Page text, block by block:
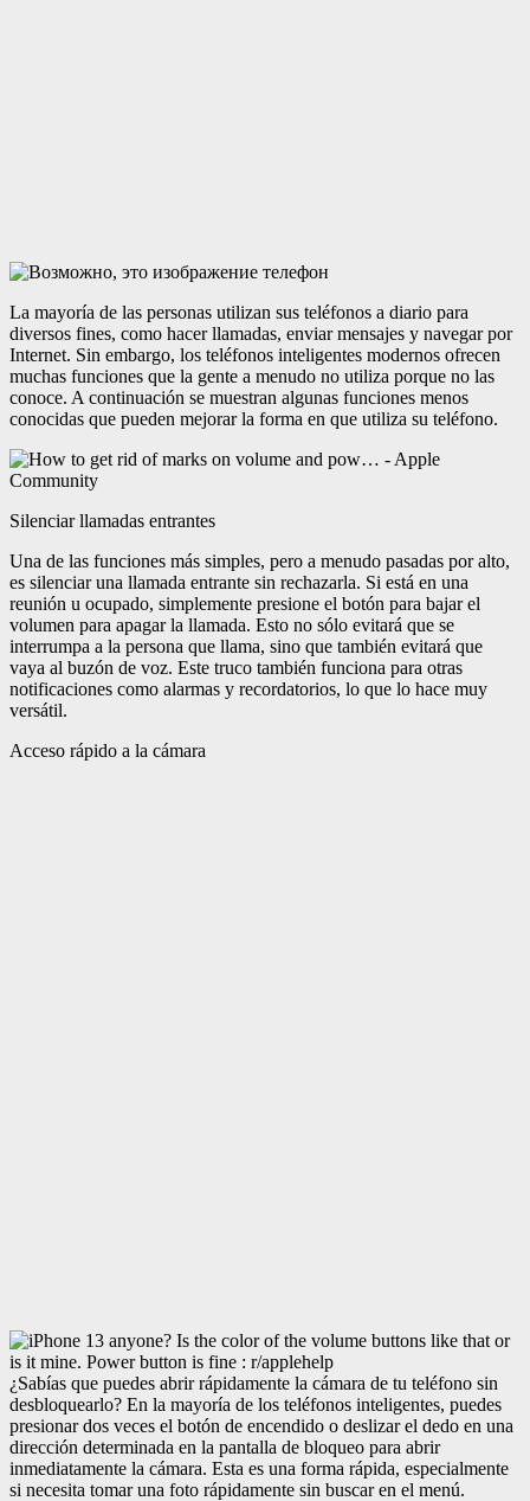
La mayoría de las personas utilizan sus teléfonos a diario para
diversos fines, como hacer llamadas, enviar mensajes y navegar por
Internet. Sin embargo, los teléfonos inteligentes modernos ofrecen
muchas funciones que la gente a menudo no utiliza porque no las
conoce. A continuación se muestran algunas funciones menos
conocidas que pueden mejorar la forma en que utiliza su teléfono.
Silenciar llamadas entrantes
Una de las funciones más simples, pero a menudo pasadas por alto,
es silenciar una llamada entrante sin rechazarla. Si está en una
reunión u ocupado, simplemente presione el botón para bajar el
volumen para apagar la llamada. Esto no sólo evitará que se
interrumpa a la persona que llama, sino que también evitará que
vaya al buzón de voz. Este truco también funciona para otras
notificaciones como alarmas y recordatorios, lo que lo hace muy
versátil.
Acceso rápido a la cámara
¿Sabías que puedes abrir rápidamente la cámara de tu teléfono sin
desbloquearlo? En la mayoría de los teléfonos inteligentes, puedes
presionar dos veces el botón de encendido o deslizar el dedo en una
dirección determinada en la pantalla de bloqueo para abrir
inmediatamente la cámara. Esta es una forma rápida, especialmente
si necesita tomar una foto rápidamente sin buscar en el menú.